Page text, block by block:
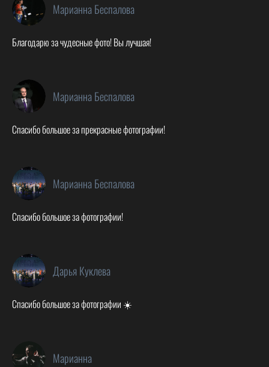
Марианна Беспалова
Благодарю за чудесные фото! Вы лучшая!
Марианна Беспалова
Спасибо большое за прекрасные фотографии!
Марианна Беспалова
Спасибо большое за фотографии!
Дарья Куклева
Спасибо большое за фотографии ☀️
Марианна